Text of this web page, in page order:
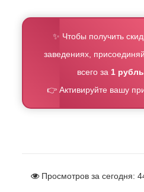
✨ Чтобы получить
заведениях,
всего за 1 рубль
👉 Активируйте вашу
Просмотров за сегодня: